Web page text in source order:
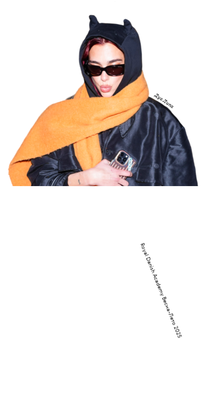
Дуа Липа
Royal Danish Academy Весна-Лето 2025